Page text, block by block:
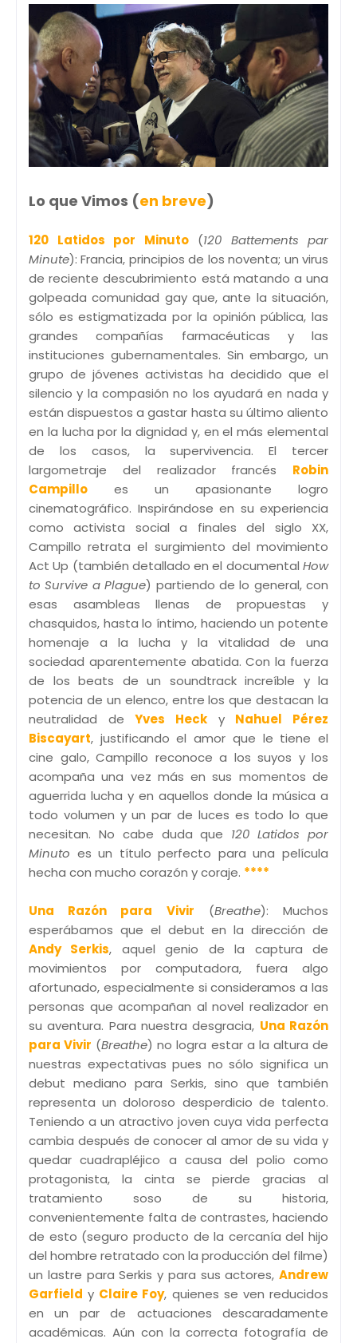
Lo que Vimos (en breve)
120 Latidos por Minuto(120 Battements par
Minute): Francia, principios de los noventa; un virus
de reciente descubrimiento está matando a una
golpeada comunidad gay que, ante la situación,
sólo es estigmatizada por la opinión pública, las
grandes compañías farmacéuticas y las
instituciones gubernamentales. Sin embargo, un
grupo de jóvenes activistas ha decidido que el
silencio y la compasión no los ayudará en nada y
están dispuestos a gastar hasta su último aliento
en la lucha por la dignidad y, en el más elemental
de los casos, la supervivencia. El tercer
largometraje del realizador francés Robin
Campillo es un apasionante logro
cinematográfico. Inspirándose en su experiencia
como activista social a finales del siglo XX,
Campillo retrata el surgimiento del movimiento
Act Up (también detallado en el documental How
to Survive a Plague) partiendo de lo general, con
esas asambleas llenas de propuestas y
chasquidos, hasta lo íntimo, haciendo un potente
homenaje a la lucha y la vitalidad de una
sociedad aparentemente abatida. Con la fuerza
de los beats de un soundtrack increíble y la
potencia de un elenco, entre los que destacan la
neutralidad deYves Heck y Nahuel Pérez
Biscayart, justificando el amor que le tiene el
cine galo, Campillo reconoce a los suyos y los
acompaña una vez más en sus momentos de
aguerrida lucha y en aquellos donde la música a
todo volumen y un par de luces es todo lo que
necesitan. No cabe duda que 120 Latidos por
Minuto es un título perfecto para una película
hecha con mucho corazón y coraje. ****
Una Razón para Vivir (Breathe): Muchos
esperábamos que el debut en la dirección de
Andy Serkis, aquel genio de la captura de
movimientos por computadora, fuera algo
afortunado, especialmente si consideramos a las
personas que acompañan al novel realizador en
su aventura. Para nuestra desgracia, Una Razón
para Vivir (Breathe) no logra estar a la altura de
nuestras expectativas pues no sólo significa un
debut mediano para Serkis, sino que también
representa un doloroso desperdicio de talento.
Teniendo a un atractivo joven cuya vida perfecta
cambia después de conocer al amor de su vida y
quedar cuadrapléjico a causa del polio como
protagonista, la cinta se pierde gracias al
tratamiento soso de su historia,
convenientemente falta de contrastes, haciendo
de esto (seguro producto de la cercanía del hijo
del hombre retratado con la producción del filme)
un lastre para Serkis y para sus actores, Andrew
Garfield y Claire Foy, quienes se ven reducidos
en un par de actuaciones descaradamente
académicas. Aún con la correcta fotografía de